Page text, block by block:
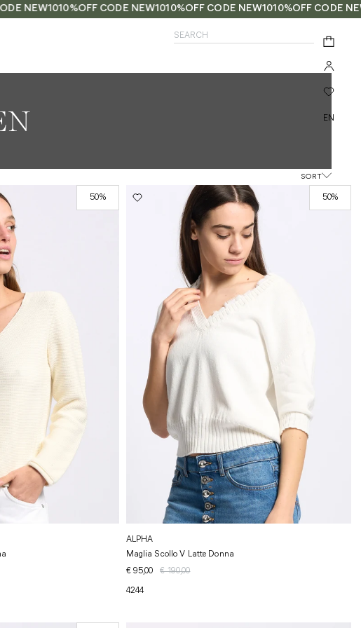
NEW1010%OFF CODE NEW1010%OFF CODE NEW1010%OFF CODE
Search
Select
SORT
50% 50%
ALPHA
Maglia Scollo V Latte Donna
€ 95,00
€ 190,00
4244